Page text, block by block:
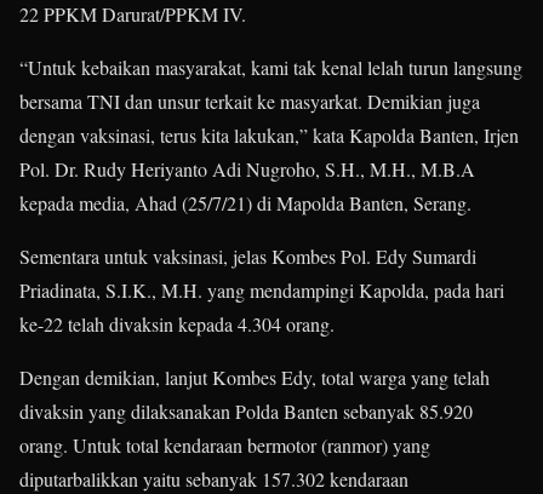
22 PPKM Darurat/PPKM IV.
“Untuk kebaikan masyarakat, kami tak kenal lelah turun langsung
bersama TNI dan unsur terkait ke masyarkat. Demikian juga
dengan vaksinasi, terus kita lakukan,” kata Kapolda Banten, Irjen
Pol. Dr. Rudy Heriyanto Adi Nugroho, S.H., M.H., M.B.A
kepada media, Ahad (25/7/21) di Mapolda Banten, Serang.
Sementara untuk vaksinasi, jelas Kombes Pol. Edy Sumardi
Priadinata, S.I.K., M.H. yang mendampingi Kapolda, pada hari
ke-22 telah divaksin kepada 4.304 orang.
Dengan demikian, lanjut Kombes Edy, total warga yang telah
divaksin yang dilaksanakan Polda Banten sebanyak 85.920
orang. Untuk total kendaraan bermotor (ranmor) yang
diputarbalikkan yaitu sebanyak 157.302 kendaraan